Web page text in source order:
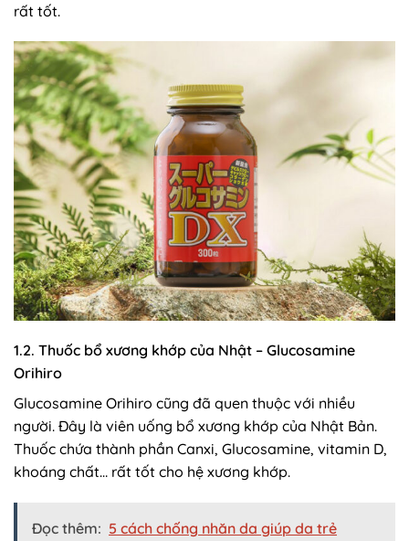
rất tốt.
1.2. Thuốc bổ xương khớp của Nhật – Glucosamine
Orihiro
Glucosamine Orihiro cũng đã quen thuộc với nhiều
người. Đây là viên uống bổ xương khớp của Nhật Bản.
Thuốc chứa thành phần Canxi, Glucosamine, vitamin D,
khoáng chất… rất tốt cho hệ xương khớp.
Đọc thêm: 5 cách chống nhăn da giúp da trẻ